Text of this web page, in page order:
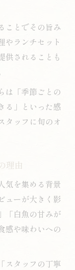
ことでその旨み
やランチセット
供されることも
は「季節ごとの
る」といった感
タッフに旬のオ
理由
気を集める背景
ューが大きく影
「白魚の甘みが
感や味わいへの
スタッフの丁寧